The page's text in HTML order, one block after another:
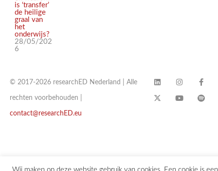
is ‘transfer’
de heilige
graal van
het
onderwijs?
28/05/202
6
© 2017-2026 researchED Nederland | Alle
rechten voorbehouden |
contact@researchED.eu